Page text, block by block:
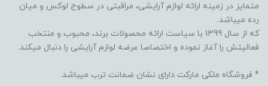
متمایز در زمینه ارائه لوازم آرایشی، مراقبتی در سطوح لوکس و میان
رده میباشد..
که از سال 1399 با سیاست ارائه محصولات برند، محبوب و منتخب
فعالیتش را آغاز نموده و اختصاصا عرضه لوازم آرایشی را دنبال میکند.
* فروشگاه ملکی مارکت دارای نشان ضمانت ترب میباشد.